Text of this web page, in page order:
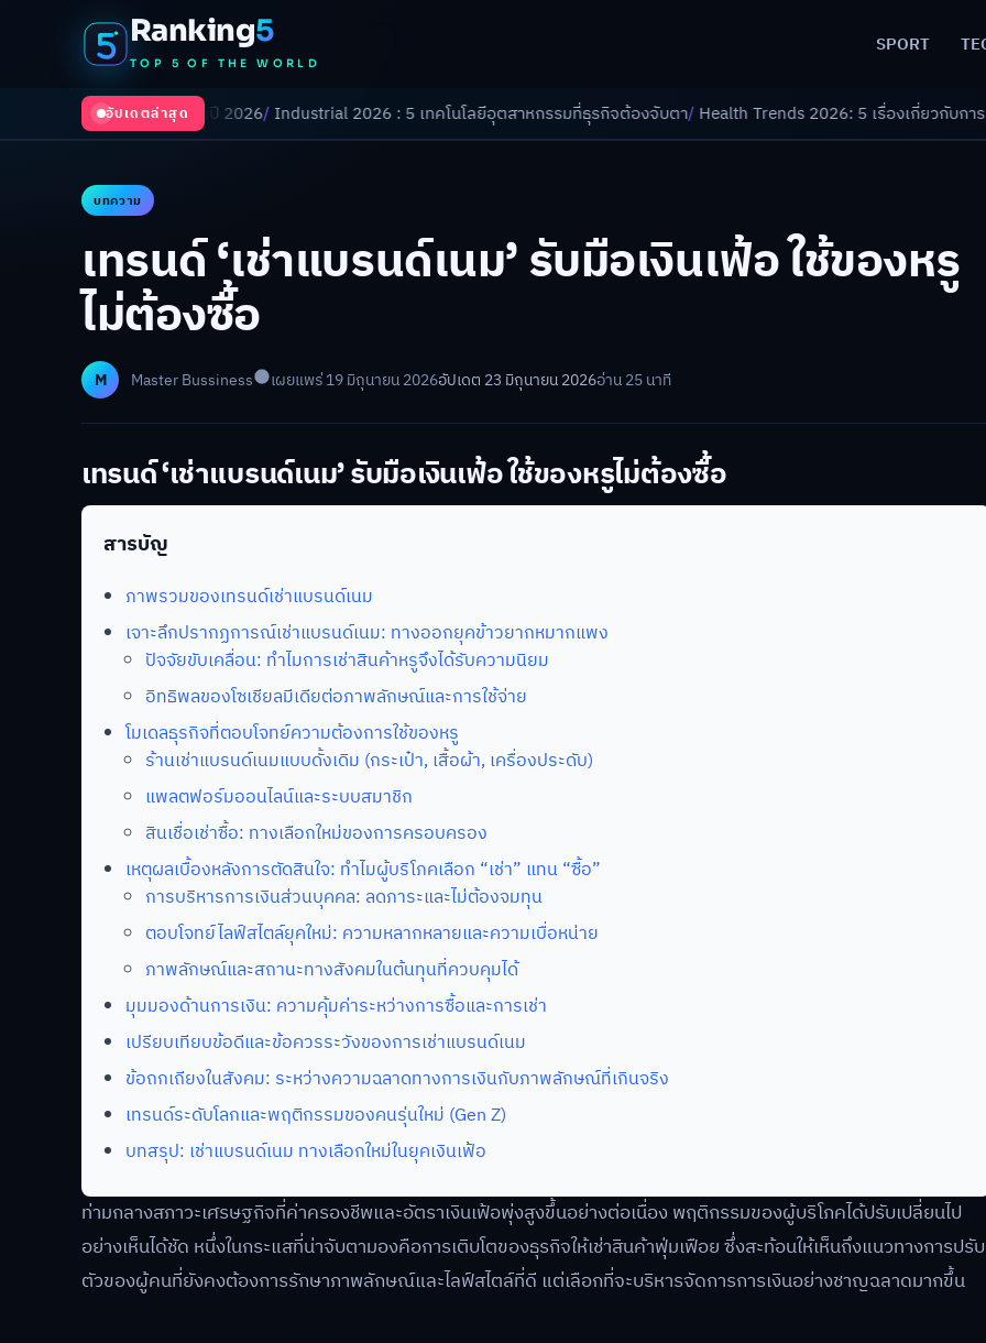
Ranking5
TOP 5 OF THE WORLD
SPORT
อัปเดตล่าสุด
ปลี่ยนโลกในปี 2026/Industrial 2026 : 5 เทคโนโลยีอุตสาหกรรมที่ธุรกิจต้องจับตา/Health Trends 2026: 5 เรื่องเกี่ยวกับการแพทย์ที่ควรรู้/ด
บทความ
เทรนด์ ‘เช่าแบรนด์เนม’ รับมือเงินเฟ้อ ใช้ของหรู
ไม่ต้องซื้อ
M Master Bussiness เผยแพร่ 19 มิถุนายน 2026อัปเดต 23 มิถุนายน 2026อ่าน 25 นาที
เทรนด์ ‘เช่าแบรนด์เนม’ รับมือเงินเฟ้อ ใช้ของหรูไม่ต้องซื้อ
สารบัญ
ภาพรวมของเทรนด์เช่าแบรนด์เนม
เจาะลึกปรากฏการณ์เช่าแบรนด์เนม: ทางออกยุคข้าวยากหมากแพง
ปัจจัยขับเคลื่อน: ทำไมการเช่าสินค้าหรูจึงได้รับความนิยม
อิทธิพลของโซเชียลมีเดียต่อภาพลักษณ์และการใช้จ่าย
โมเดลธุรกิจที่ตอบโจทย์ความต้องการใช้ของหรู
ร้านเช่าแบรนด์เนมแบบดั้งเดิม (กระเป๋า, เสื้อผ้า, เครื่องประดับ)
แพลตฟอร์มออนไลน์และระบบสมาชิก
สินเชื่อเช่าซื้อ: ทางเลือกใหม่ของการครอบครอง
เหตุผลเบื้องหลังการตัดสินใจ: ทำไมผู้บริโภคเลือก “เช่า” แทน “ซื้อ”
การบริหารการเงินส่วนบุคคล: ลดภาระและไม่ต้องจมทุน
ตอบโจทย์ไลฟ์สไตล์ยุคใหม่: ความหลากหลายและความเบื่อหน่าย
ภาพลักษณ์และสถานะทางสังคมในต้นทุนที่ควบคุมได้
มุมมองด้านการเงิน: ความคุ้มค่าระหว่างการซื้อและการเช่า
เปรียบเทียบข้อดีและข้อควรระวังของการเช่าแบรนด์เนม
ข้อถกเถียงในสังคม: ระหว่างความฉลาดทางการเงินกับภาพลักษณ์ที่เกินจริง
เทรนด์ระดับโลกและพฤติกรรมของคนรุ่นใหม่ (Gen Z)
บทสรุป: เช่าแบรนด์เนม ทางเลือกใหม่ในยุคเงินเฟ้อ
ท่ามกลางสภาวะเศรษฐกิจที่ค่าครองชีพและอัตราเงินเฟ้อพุ่งสูงขึ้นอย่างต่อเนื่อง พฤติกรรมของผู้บริโภคได้ปรับเปลี่ยนไป
อย่างเห็นได้ชัด หนึ่งในกระแสที่น่าจับตามองคือการเติบโตของธุรกิจให้เช่าสินค้าฟุ่มเฟือย ซึ่งสะท้อนให้เห็นถึงแนวทางการปรับ
ตัวของผู้คนที่ยังคงต้องการรักษาภาพลักษณ์และไลฟ์สไตล์ที่ดี แต่เลือกที่จะบริหารจัดการการเงินอย่างชาญฉลาดมากขึ้น